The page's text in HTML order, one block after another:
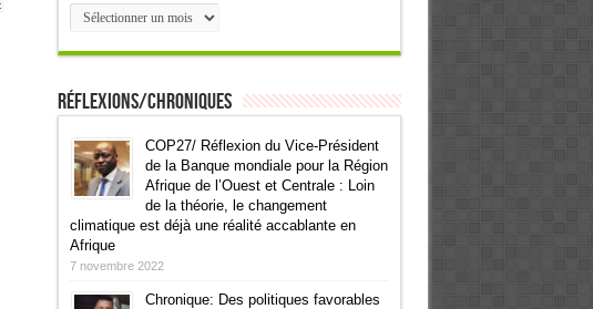
Archives
Réflexions/Chroniques
COP27/ Réflexion du Vice-Président
de la Banque mondiale pour la Région
Afrique de l’Ouest et Centrale : Loin
de la théorie, le changement
climatique est déjà une réalité accablante en
Afrique
7 novembre 2022
Chronique: Des politiques favorables